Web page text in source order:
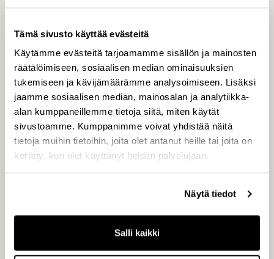
Tämä sivusto käyttää evästeitä
Käytämme evästeitä tarjoamamme sisällön ja mainosten
räätälöimiseen, sosiaalisen median ominaisuuksien
tukemiseen ja kävijämäärämme analysoimiseen. Lisäksi
jaamme sosiaalisen median, mainosalan ja analytiikka-
alan kumppaneillemme tietoja siitä, miten käytät
sivustoamme. Kumppanimme voivat yhdistää näitä
tietoja muihin tietoihin, joita olet antanut heille tai joita on
kerätty, kun olet käyttänyt heidän palvelujaan.
Näytä tiedot
Salli kaikki
arvonluontikeinoja. Rahasto on aiemmin
julkistanut sijoituksen Tukholman pörssissä
listattuun Euroopan johtavaan keittiöalan
yritykseen Nobia AB:iin.